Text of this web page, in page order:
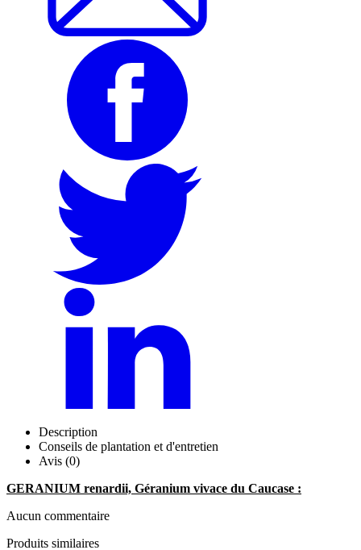
Description
Conseils de plantation et d'entretien
Avis (0)
GERANIUM renardii, Géranium vivace du Caucase :
Aucun commentaire
Produits similaires